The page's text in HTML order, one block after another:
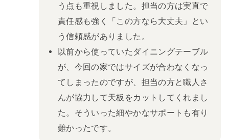
う点も重視しました。担当の方は実直で
責任感も強く「この方なら大丈夫」とい
う信頼感がありました。
以前から使っていたダイニングテーブル
が、今回の家ではサイズが合わなくなっ
てしまったのですが、担当の方と職人さ
んが協力して天板をカットしてくれまし
た。そういった細やかなサポートも有り
難かったです。